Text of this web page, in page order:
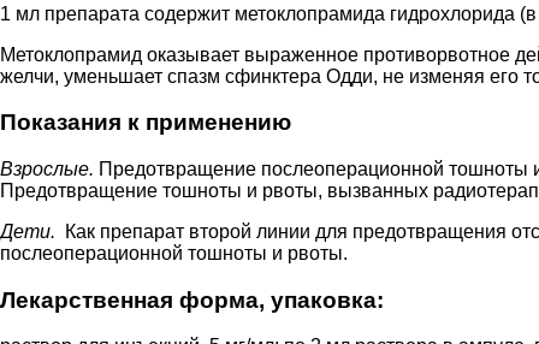
1 мл препарата содержит метоклопрамида гидрохлорида
Метоклопрамид оказывает выраженное противорвотное
желчи, уменьшает спазм сфинктера Одди, не изменяя его
Показания к применению
Взрослые. Предотвращение послеоперационной тошноты
Предотвращение тошноты и рвоты, вызванных
Дети. Как препарат второй линии для предотвращения
послеоперационной тошноты и рвоты.
Лекарственная форма, упаковка: